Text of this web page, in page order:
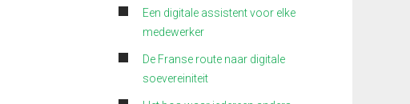
Een digitale assistent voor elke
medewerker
De Franse route naar digitale
soevereiniteit